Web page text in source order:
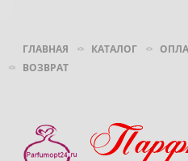
ГЛАВНАЯ КАТАЛОГ
ВОЗВРАТ